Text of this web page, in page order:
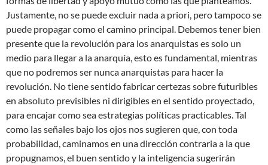
Justamente, no se puede excluir nada a priori, pero tampoco se
puede propagar como el camino principal. Debemos tener bien
presente que la revolución para los anarquistas es solo un
medio para llegar a la anarquía, esto es fundamental, mientras
que no podremos ser nunca anarquistas para hacer la
revolución. No tiene sentido fabricar certezas sobre futuribles
en absoluto previsibles ni dirigibles en el sentido proyectado,
para encajar como sea estrategias políticas practicables. Tal
como las señales bajo los ojos nos sugieren que, con toda
probabilidad, caminamos en una dirección contraria a la que
propugnamos, el buen sentido y la inteligencia sugerirán